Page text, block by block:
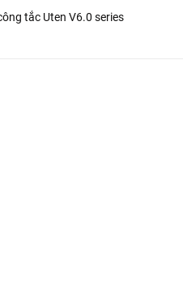
tắc Uten V6.0 series